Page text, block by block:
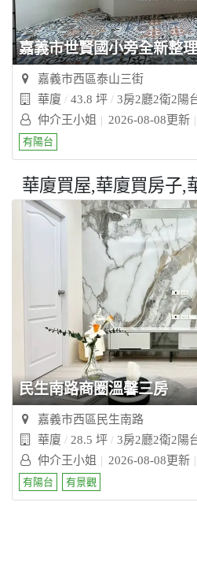
嘉義市世賢國小旁全新整
嘉義市西區泰山三街
華廈
43.8 坪 3房2廳2衛2陽
仲介王小姐
2026-08-08更新
有陽台
華廈買屋,華廈買房子,
民生南路商圈溫馨三房
嘉義市西區民生南路
華廈
28.5 坪 3房2廳2衛2陽
仲介王小姐
2026-08-08更新
有陽台 有景觀